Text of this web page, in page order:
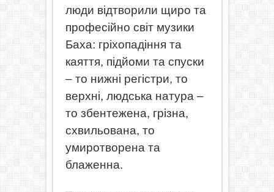
люди відтворили щиро та
професійно світ музики
Баха: гріхопадіння та
каяття, підйоми та спуски
– то нижні регістри, то
верхні, людська натура –
то збентежена, грізна,
схвильована, то
умиротворена та
блаженна.